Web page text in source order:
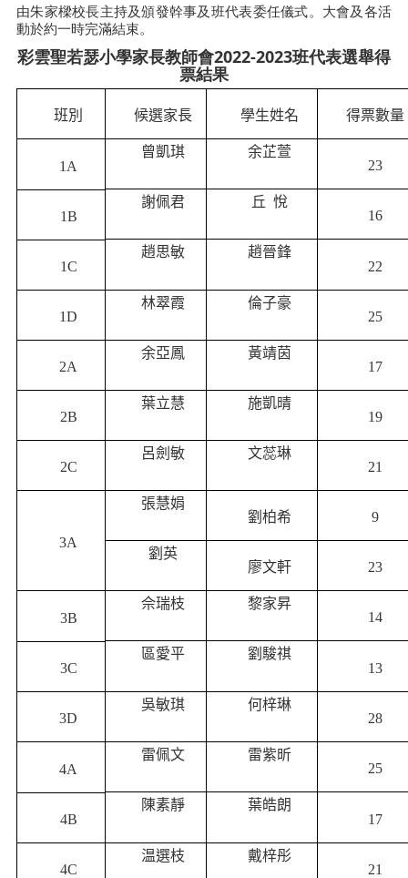
由朱家樑校長主持及頒發幹事及班代表委任儀式。大會及各活
動於約一時完滿結束。
彩雲聖若瑟小學家長教師會2022-2023班代表選舉得
票結果
班別 候選家長 學生姓名 得票數量
1A
曾凱琪
余芷萱
23
1B
謝佩君
丘 悅
16
1C
趙思敏
趙晉鋒
22
1D
林翠霞
倫子豪
25
2A
余亞鳳
黃靖茵
17
2B
葉立慧
施凱晴
19
2C
呂劍敏
文蕊琳
21
3A
張慧娟
劉柏希
9
劉英
廖文軒
23
3B
佘瑞枝
黎家昇
14
3C
區愛平
劉駿祺
13
3D
吳敏琪
何梓琳
28
4A
雷佩文
雷紫昕
25
4B
陳素靜
葉皓朗
17
4C
温選枝
戴梓彤
21